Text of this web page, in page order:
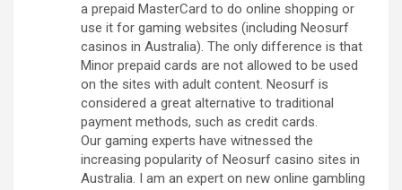
a prepaid MasterCard to do online shopping or
use it for gaming websites (including Neosurf
casinos in Australia). The only difference is that
Minor prepaid cards are not allowed to be used
on the sites with adult content. Neosurf is
considered a great alternative to traditional
payment methods, such as credit cards.
Our gaming experts have witnessed the
increasing popularity of Neosurf casino sites in
Australia. I am an expert on new online gambling